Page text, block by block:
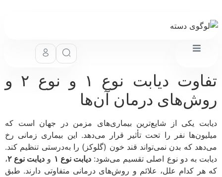
تفاوت دیابت نوع ۱ و نوع ۲ و
درمان آن‌ها
یکی از شایع‌ترین بیماری‌های مزمن در جهان است که
نفر را تحت تأثیر قرار می‌دهد. این بیماری زمانی رخ
که بدن نمی‌تواند قند خون (گلوکز) را به‌درستی تنظیم کند.
به دو نوع اصلی تقسیم می‌شود:دیابت نوع ۱ و دیابت نوع ۲ ،
کدام علل، علائم و روش‌های درمانی متفاوتی دارند. طبق